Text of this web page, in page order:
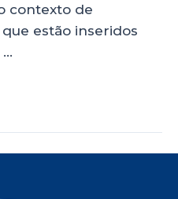
contexto de
estão inseridos
…